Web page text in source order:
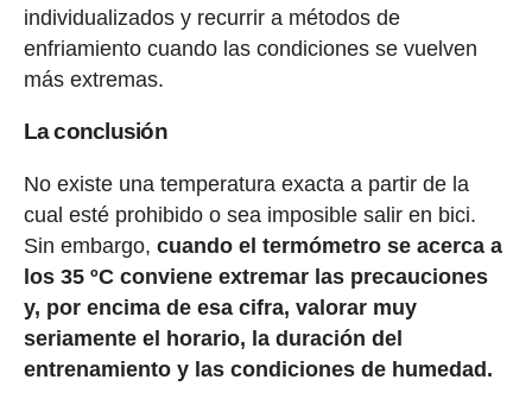
individualizados y recurrir a métodos de
enfriamiento cuando las condiciones se vuelven
más extremas.
La conclusión
No existe una temperatura exacta a partir de la
cual esté prohibido o sea imposible salir en bici.
Sin embargo, cuando el termómetro se acerca a
los 35 ºC conviene extremar las precauciones
y, por encima de esa cifra, valorar muy
seriamente el horario, la duración del
entrenamiento y las condiciones de humedad.